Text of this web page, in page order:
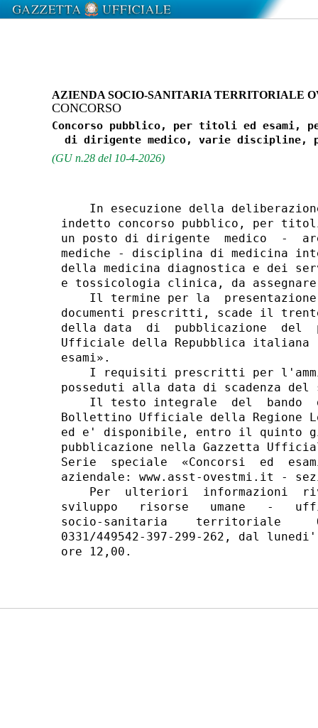
AZIENDA SOCIO-SANITARIA TERRITORIALE
CONCORSO
Concorso pubblico, per titoli ed esami,
(GU n.28 del 10-4-2026)
In esecuzione della
indetto concorso pubblico, per
un posto di dirigente  medico  -
mediche - disciplina di medicina
della medicina diagnostica e dei
e tossicologia clinica, da
Il termine per la
documenti prescritti, scade il
della data  di  pubblicazione  del
Ufficiale della Repubblica italiana
esami».
I requisiti prescritti per
posseduti alla data di scadenza
Il testo integrale  del  bando
Bollettino Ufficiale della Regione
ed e' disponibile, entro il quinto
pubblicazione nella Gazzetta
Serie  speciale  «Concorsi  ed
aziendale: www.asst-ovestmi.it -
Per  ulteriori  informazioni
sviluppo   risorse   umane   -
socio-sanitaria    territoriale
0331/449542-397-299-262, dal
ore 12,00.